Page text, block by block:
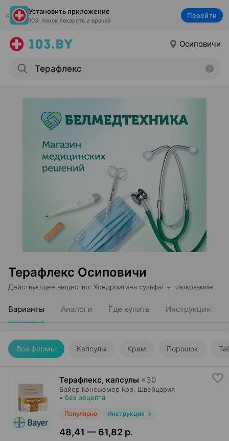
Установить приложение
103: поиск лекарств и врачей
Перейти
Осиповичи
Терафлекс Осиповичи
Действующее вещество: Хондроитина сульфат + глюкозамин
Варианты Аналоги Где купить Инструкция
Все формы Капсулы Крем Порошок
Терафлекс, капсулы ×30
Байер Консьюмер Кэр , Швейцария
• без рецепта
Популярно Инструкция
48,41 — 61,82 р.